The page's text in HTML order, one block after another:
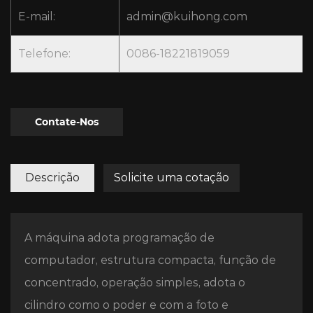
E-mail: admin@kuihong.com
Telefone: 0086-18221819059
Contate-Nos
Descrição Solicite uma cotação
A máquina adota programação de
computador, estrutura compacta, função de
concentrado, operação simples, adota o
cilindro como o poder e com a foto e